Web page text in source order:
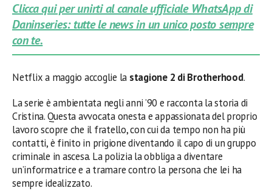
Clicca qui per unirti al canale ufficiale WhatsApp di
Daninseries: tutte le news in un unico posto sempre
con te.
Netflix a maggio accoglie la stagione 2 di Brotherhood.
La serie è ambientata negli anni ’90 e racconta la storia di
Cristina. Questa avvocata onesta e appassionata del proprio
lavoro scopre che il fratello, con cui da tempo non ha più
contatti, è finito in prigione diventando il capo di un gruppo
criminale in ascesa. La polizia la obbliga a diventare
un’informatrice e a tramare contro la persona che lei ha
sempre idealizzato.